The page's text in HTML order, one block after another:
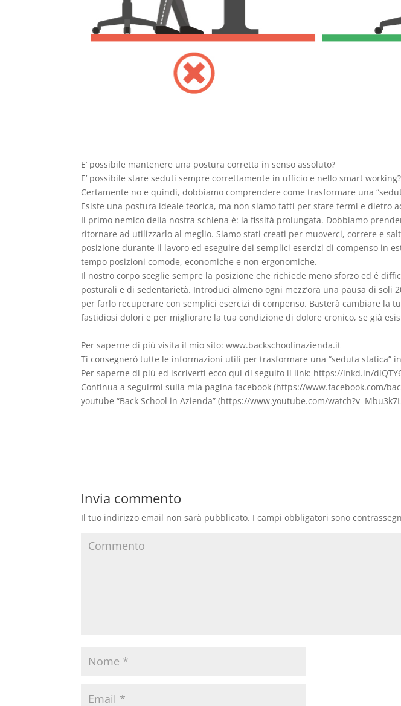
E’ possibile mantenere una postura corretta in senso assoluto?
E’ possibile stare seduti sempre correttamente in ufficio e nello smart working?
Certamente no e quindi, dobbiamo comprendere come trasformare una
Esiste una postura ideale teorica, ma non siamo fatti per stare fermi e dietro
Il primo nemico della nostra schiena é: la fissità prolungata. Dobbiamo
ritornare ad utilizzarlo al meglio. Siamo stati creati per muoverci, correre e
posizione durante il lavoro ed eseguire dei semplici esercizi di compenso in
tempo posizioni comode, economiche e non ergonomiche.
Il nostro corpo sceglie sempre la posizione che richiede meno sforzo ed é
posturali e di sedentarietà. Introduci almeno ogni mezz’ora una pausa di soli
per farlo recuperare con semplici esercizi di compenso. Basterà cambiare la
fastidiosi dolori e per migliorare la tua condizione di dolore cronico, se già
Per saperne di più visita il mio sito: www.backschoolinazienda.it
Ti consegnerò tutte le informazioni utili per trasformare una “seduta statica”
Per saperne di più ed iscriverti ecco qui di seguito il link: https://lnkd.in/
Continua a seguirmi sulla mia pagina facebook (https://www.facebook.com/
youtube “Back School in Azienda” (https://www.youtube.com/
Invia commento
Il tuo indirizzo email non sarà pubblicato. I campi obbligatori sono